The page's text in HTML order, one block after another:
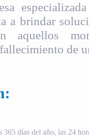
a brindar
aquellos
de
365 días del año, las 24